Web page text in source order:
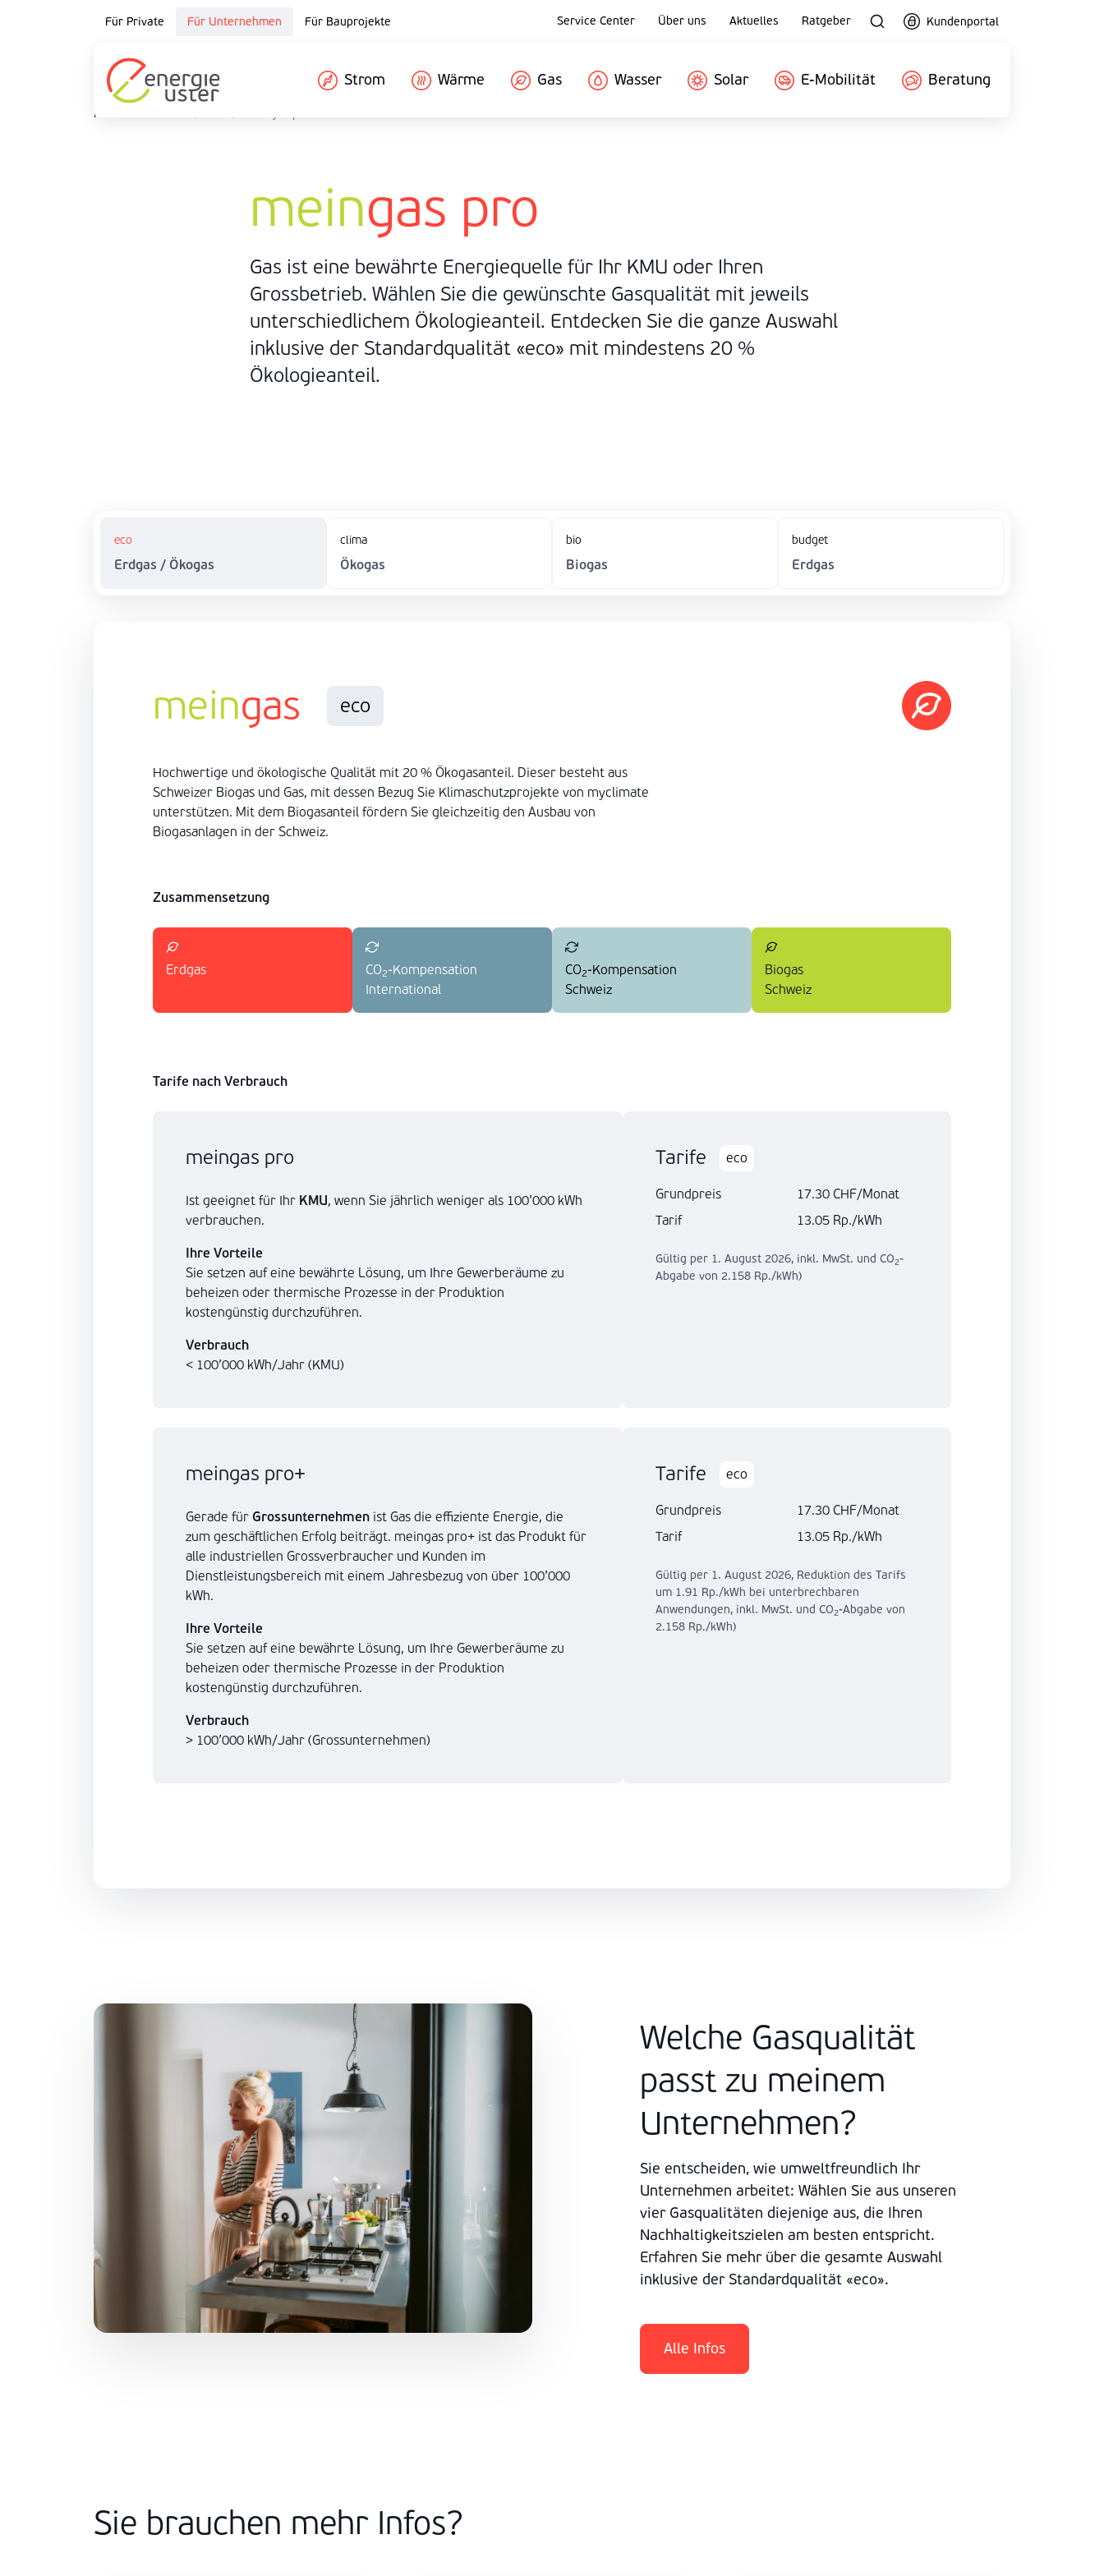
Für Private Für Unternehmen Für Bauprojekte Service Center Über uns Aktuelles Ratgeber Kundenportal
Strom Wärme Gas Wasser Solar E-Mobilität Beratung
Für Unternehmen
meingas pro
Gas ist eine bewährte Energiequelle für Ihr KMU oder Ihren
Grossbetrieb. Wählen Sie die gewünschte Gasqualität mit jeweils
unterschiedlichem Ökologieanteil. Entdecken Sie die ganze Auswahl
inklusive der Standardqualität «eco» mit mindestens 20 %
Ökologieanteil.
eco
Erdgas / Ökogas
clima
Ökogas
bio
Biogas
budget
Erdgas
meingas eco
Hochwertige und ökologische Qualität mit 20 % Ökogasanteil. Dieser besteht aus
Schweizer Biogas und Gas, mit dessen Bezug Sie Klimaschutzprojekte von myclimate
unterstützen. Mit dem Biogasanteil fördern Sie gleichzeitig den Ausbau von
Biogasanlagen in der Schweiz.
Zusammensetzung
Erdgas CO2-Kompensation
International
CO2-Kompensation
Schweiz
Biogas
Schweiz
Tarife nach Verbrauch
meingas pro
Ist geeignet für Ihr KMU, wenn Sie jährlich weniger als 100’000 kWh
verbrauchen.
Ihre Vorteile
Sie setzen auf eine bewährte Lösung, um Ihre Gewerberäume zu
beheizen oder thermische Prozesse in der Produktion
kostengünstig durchzuführen.
Verbrauch
< 100’000 kWh/Jahr (KMU)
Tarife eco
Grundpreis
17.30 CHF/Monat
Tarif
13.05 Rp./kWh
Gültig per 1. August 2026, inkl. MwSt. und CO2-
Abgabe von 2.158 Rp./kWh)
meingas pro+
Gerade für Grossunternehmen ist Gas die effiziente Energie, die
zum geschäftlichen Erfolg beiträgt. meingas pro+ ist das Produkt für
alle industriellen Grossverbraucher und Kunden im
Dienstleistungsbereich mit einem Jahresbezug von über 100’000
kWh.
Ihre Vorteile
Sie setzen auf eine bewährte Lösung, um Ihre Gewerberäume zu
beheizen oder thermische Prozesse in der Produktion
kostengünstig durchzuführen.
Verbrauch
> 100’000 kWh/Jahr (Grossunternehmen)
Tarife eco
Grundpreis
17.30 CHF/Monat
Tarif
13.05 Rp./kWh
Gültig per 1. August 2026, Reduktion des Tarifs
um 1.91 Rp./kWh bei unterbrechbaren
Anwendungen, inkl. MwSt. und CO2-Abgabe von
2.158 Rp./kWh)
Welche Gasqualität
passt zu meinem
Unternehmen?
Sie entscheiden, wie umweltfreundlich Ihr
Unternehmen arbeitet: Wählen Sie aus unseren
vier Gasqualitäten diejenige aus, die Ihren
Nachhaltigkeitszielen am besten entspricht.
Erfahren Sie mehr über die gesamte Auswahl
inklusive der Standardqualität «eco».
Alle Infos
Sie brauchen mehr Infos?